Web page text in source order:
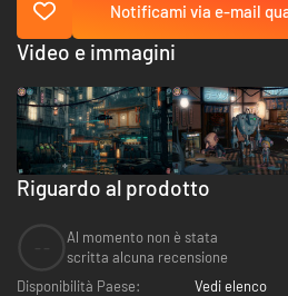
Notificami via e-mail
Riguardo al prodotto
Al momento non è stata
scritta alcuna recensione
Disponibilità Paese:
Vedi elenco
Video e immagini